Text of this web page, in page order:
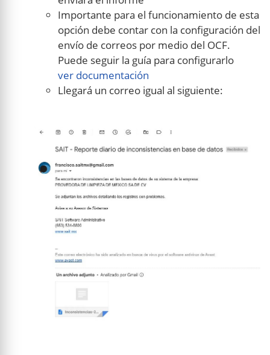
Importante para el funcionamiento de esta
opción debe contar con la configuración del
envío de correos por medio del OCF.
Puede seguir la guía para configurarlo
ver documentación
Llegará un correo igual al siguiente: